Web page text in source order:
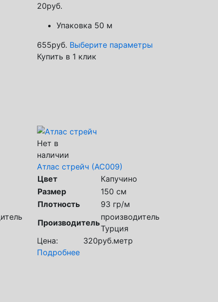
20руб.
Упаковка 50 м
655руб. Выберите параметры
Купить в 1 клик
Нет в
наличии
Атлас стрейч (АС009)
Цвет
Капучино
Размер
150 см
Плотность
93 гр/м
Производитель
производитель
Турция
Цена:
320руб.метр
Подробнее